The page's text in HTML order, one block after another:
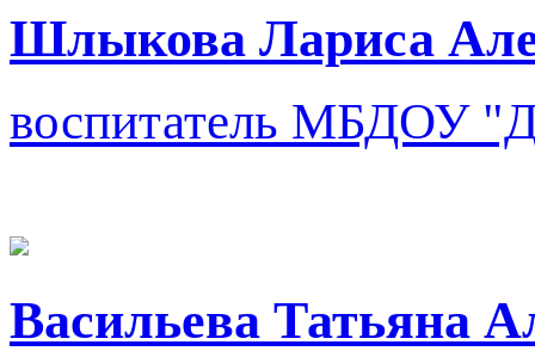
Шлыкова Лариса
воспитатель МБДОУ
Васильева Татьяна